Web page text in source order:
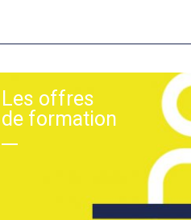
Les offres
de formation